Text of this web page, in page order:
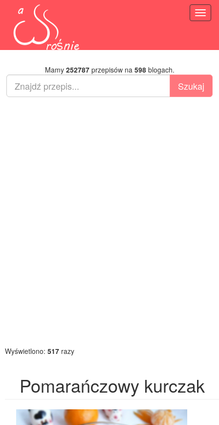
Mamy 252787przepisów na 598blogach.
Wyświetlono: 517 razy
Pomarańczowy kurczak